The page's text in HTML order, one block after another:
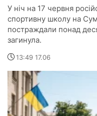
У ніч на 17 червня
спортивну школу на
постраждали понад
загинула.
13:49 17.06